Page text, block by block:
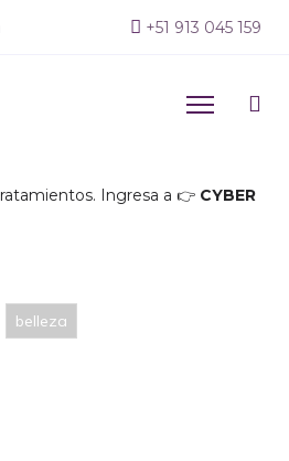
+51 913 045 159
Ingresa a 👉 CYBER
belleza